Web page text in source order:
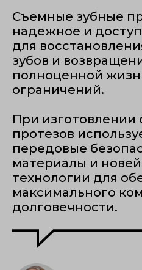
Съемные зубные
надежное и
для
зубов и
полноценной
ограничений.
При изготовлении
протезов
передовые
материалы и
технологии для
максимального
долговечности.